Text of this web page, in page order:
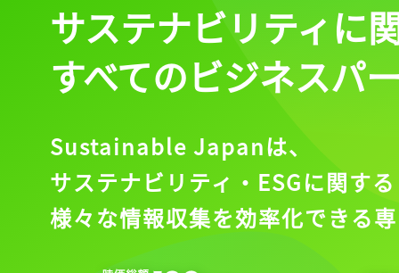
サステナビリティに
すべてのビジネスパ
Sustainable Japanは、
サステナビリティ・ESGに関する
様々な情報収集を効率化できる